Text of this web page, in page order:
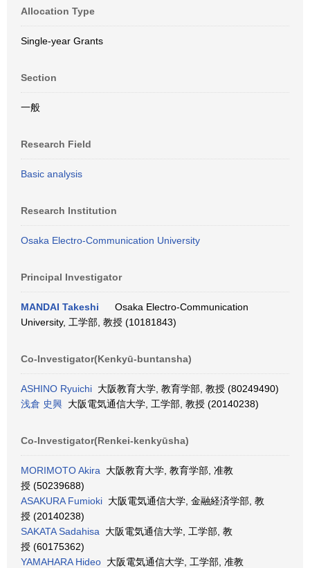
Allocation Type
Single-year Grants
Section
一般
Research Field
Basic analysis
Research Institution
Osaka Electro-Communication University
Principal Investigator
MANDAI Takeshi
Osaka Electro-Communication
University, 工学部, 教授 (10181843)
Co-Investigator(Kenkyū-buntansha)
ASHINO Ryuichi 大阪教育大学, 教育学部, 教授 (80249490)
浅倉 史興 大阪電気通信大学, 工学部, 教授 (20140238)
Co-Investigator(Renkei-kenkyūsha)
MORIMOTO Akira 大阪教育大学, 教育学部, 准教
授 (50239688)
ASAKURA Fumioki 大阪電気通信大学, 金融経済学部, 教
授 (20140238)
SAKATA Sadahisa 大阪電気通信大学, 工学部, 教
授 (60175362)
YAMAHARA Hideo 大阪電気通信大学, 工学部, 准教